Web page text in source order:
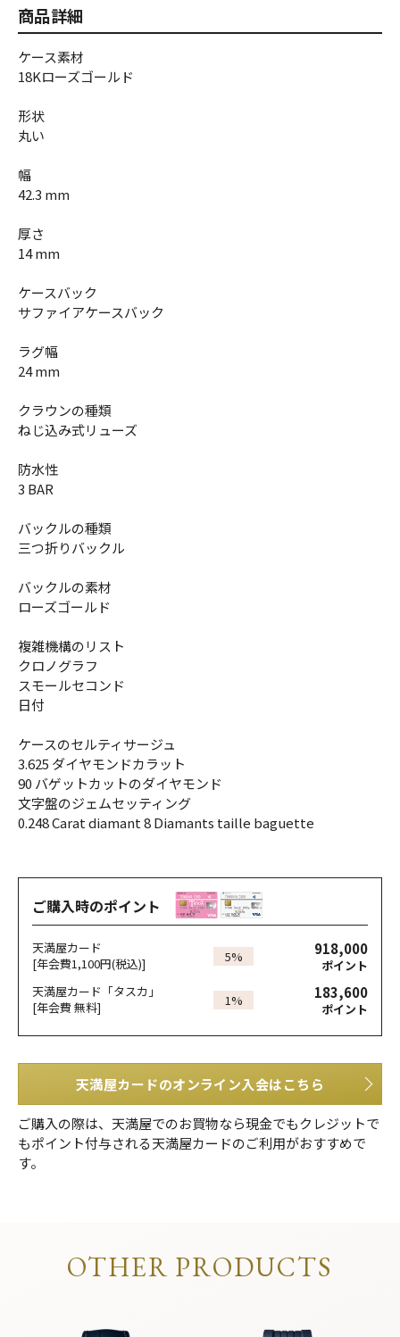
商品詳細
ケース素材
18Kローズゴールド
形状
丸い
幅
42.3 mm
厚さ
14 mm
ケースバック
サファイアケースバック
ラグ幅
24 mm
クラウンの種類
ねじ込み式リューズ
防水性
3 BAR
バックルの種類
三つ折りバックル
バックルの素材
ローズゴールド
複雑機構のリスト
クロノグラフ
スモールセコンド
日付
ケースのセルティサージュ
3.625 ダイヤモンドカラット
90 バゲットカットのダイヤモンド
文字盤のジェムセッティング
0.248 Carat diamant 8 Diamants taille baguette
ご購入時のポイント
天満屋カード
[年会費1,100円(税込)]
5% 918,000
ポイント
天満屋カード「タスカ」
[年会費 無料]
1% 183,600
ポイント
天満屋カードのオンライン入会はこちら
ご購入の際は、天満屋でのお買物なら現金でもクレジットで
もポイント付与される天満屋カードのご利用がおすすめで
す。
OTHER PRODUCTS